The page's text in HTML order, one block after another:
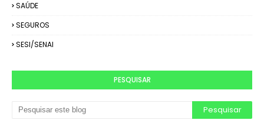
SAÚDE
SEGUROS
SESI/SENAI
PESQUISAR